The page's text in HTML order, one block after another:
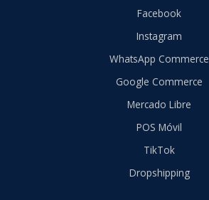
Facebook
Instagram
WhatsApp Commerce
Google Commerce
Mercado Libre
POS Móvil
TikTok
Dropshipping